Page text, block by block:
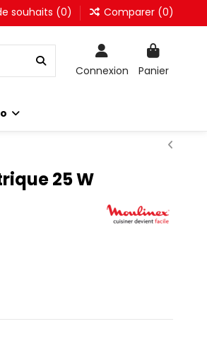
souhaits (0) Comparer (0)
Connexion Panier
25 W